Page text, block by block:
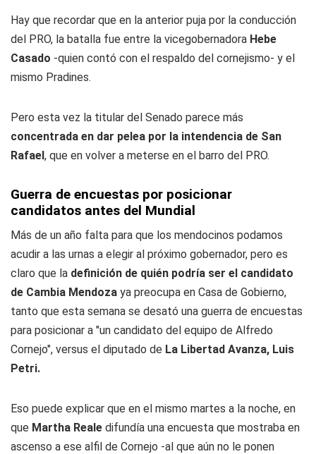
Hay que recordar que en la anterior puja por la conducción
del PRO, la batalla fue entre la vicegobernadora Hebe
Casado -quien contó con el respaldo del cornejismo- y el
mismo Pradines.
Pero esta vez la titular del Senado parece más
concentrada en dar pelea por la intendencia de San
Rafael, que en volver a meterse en el barro del PRO.
Guerra de encuestas por posicionar
candidatos antes del Mundial
Más de un año falta para que los mendocinos podamos
acudir a las urnas a elegir al próximo gobernador, pero es
claro que la definición de quién podría ser el candidato
de Cambia Mendoza ya preocupa en Casa de Gobierno,
tanto que esta semana se desató una guerra de encuestas
para posicionar a "un candidato del equipo de Alfredo
Cornejo", versus el diputado de La Libertad Avanza, Luis
Petri.
Eso puede explicar que en el mismo martes a la noche, en
que Martha Reale difundía una encuesta que mostraba en
ascenso a ese alfil de Cornejo -al que aún no le ponen